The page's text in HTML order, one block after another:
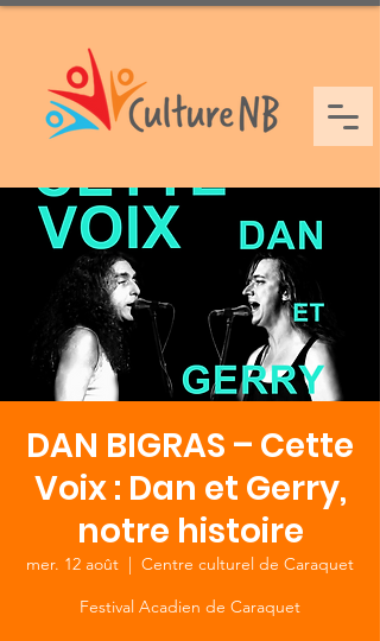
DAN BIGRAS – Cette
Voix : Dan et Gerry,
notre histoire
mer. 12 août
  |
Centre culturel de Caraquet
Festival Acadien de Caraquet